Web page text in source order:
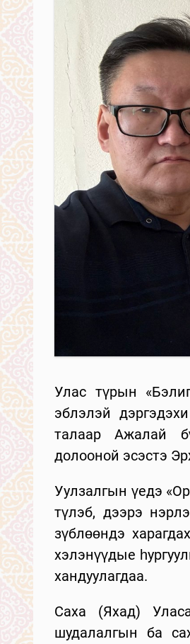
Улас түрын
эблэлэй
талаар Ажалай
долооной эсэстэ
Уулзалгын үедэ
түлэб, дээрэ
зүблөөндэ
хэлэнүүдые
хандуулагдаа.
Саха (Яхад)
шудалалгын ба